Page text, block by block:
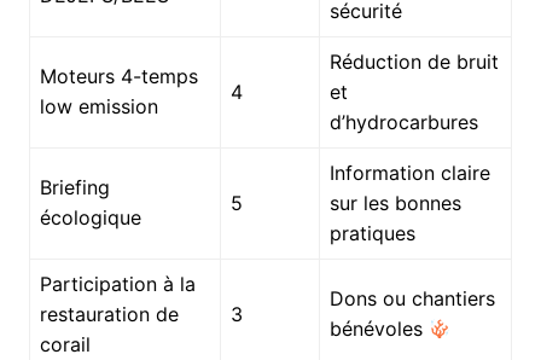
sécurité
Moteurs 4-temps
low emission
4
Réduction de bruit
et
d’hydrocarbures
Briefing
écologique
5
Information claire
sur les bonnes
pratiques
Participation à la
restauration de
corail
3
Dons ou chantiers
bénévoles